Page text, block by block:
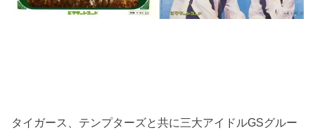
タイガース、テンプターズと共に三大アイドルGSグルー